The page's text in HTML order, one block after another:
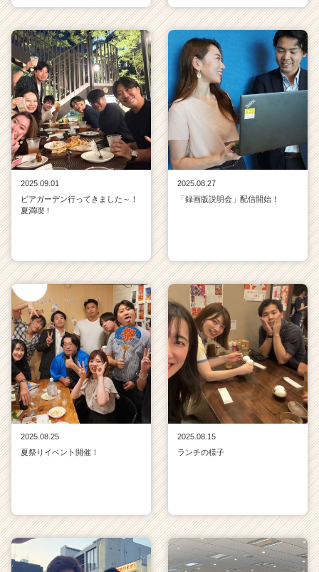
2025.09.01
ビアガーデン行ってきました～！
夏満喫！
2025.08.27
「録画版説明会」配信開始！
2025.08.25
夏祭りイベント開催！
2025.08.15
ランチの様子